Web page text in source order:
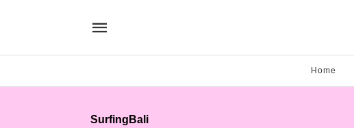
Home
SurfingBali